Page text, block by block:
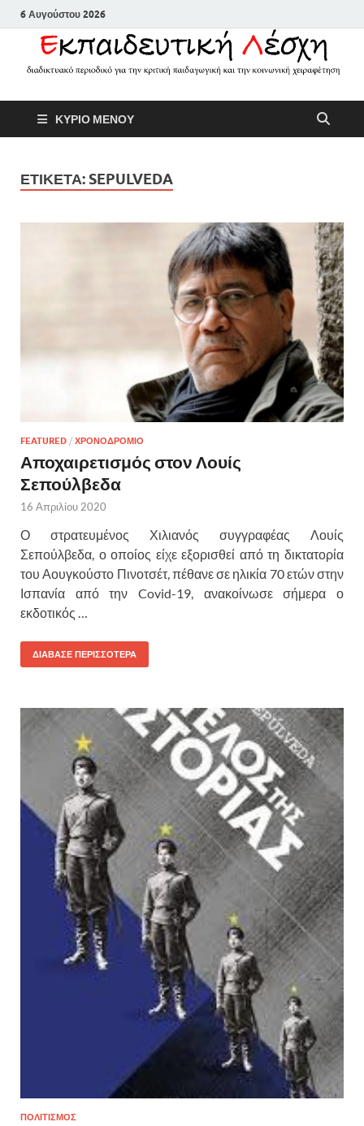
6 Αυγούστου 2026
κριτική παιδαγωγική και την
κοινωνική χειραφέτηση
ΚΥΡΙΟ ΜΕΝΟΥ
ΕΤΙΚΕΤΑ: SEPULVEDA
FEATURED / ΧΡΟΝΟΔΡΟΜΙΟ
Αποχαιρετισμός στον Λουίς
Σεπούλβεδα
16 Απριλίου 2020
Ο στρατευμένος Χιλιανός συγγραφέας Λουίς
Σεπούλβεδα, ο οποίος είχε εξορισθεί από τη δικτατορία
του Αουγκούστο Πινοτσέτ, πέθανε σε ηλικία 70 ετών στην
Ισπανία από την Covid-19, ανακοίνωσε σήμερα ο
εκδοτικός …
ΔΙΑΒΑΣΕ ΠΕΡΙΣΣΟΤΕΡΑ
ΠΟΛΙΤΙΣΜΟΣ